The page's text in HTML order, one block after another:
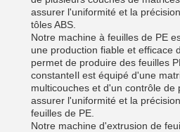
assurer l'uniformité et la
tôles ABS.
Notre machine à feuilles de PE
une production fiable et efficace
permet de produire des feuilles
constanteIl est équipé d'une
multicouches et d'un contrôle de
assurer l'uniformité et la
feuilles de PE.
Notre machine d'extrusion de